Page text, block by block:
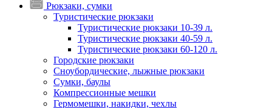
Рюкзаки, сумки
Туристические рюкзаки
Туристические рюкзаки 10-39 л.
Туристические рюкзаки 40-59 л.
Туристические рюкзаки 60-120 л.
Городские рюкзаки
Сноубордические, лыжные рюкзаки
Сумки, баулы
Компрессионные мешки
Гермомешки, накидки, чехлы